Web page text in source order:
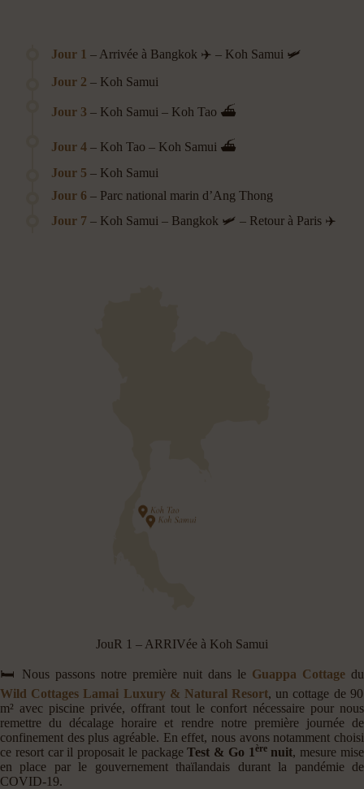
Jour 1 – Arrivée à Bangkok ✈️ – Koh Samui 🛩️
Jour 2 – Koh Samui
Jour 3 – Koh Samui – Koh Tao ⛴️
Jour 4 – Koh Tao – Koh Samui ⛴️
Jour 5 – Koh Samui
Jour 6 – Parc national marin d’Ang Thong
Jour 7 – Koh Samui – Bangkok 🛩️ – Retour à Paris ✈️
JouR 1 – ARRIVée à Koh Samui
🛏️ Nous passons notre première nuit dans le Guappa Cottage du
Wild Cottages Lamai Luxury & Natural Resort, un cottage de 90
m² avec piscine privée, offrant tout le confort nécessaire pour nous
remettre du décalage horaire et rendre notre première journée de
confinement des plus agréable. En effet, nous avons notamment choisi
ce resort car il proposait le packageTest & Go 1 èrenuit, mesure mise
en place par le gouvernement thaïlandais durant la pandémie de
COVID-19.